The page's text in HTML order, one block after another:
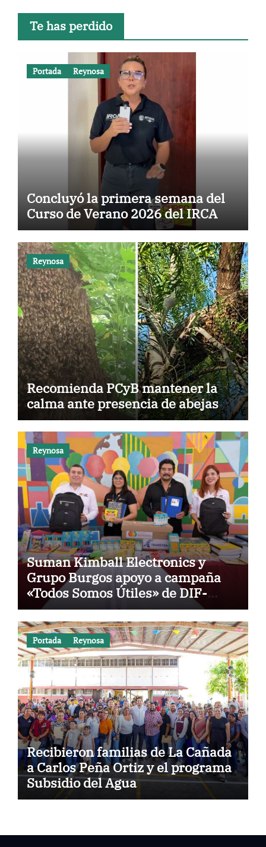
Te has perdido
Portada Reynosa
Concluyó la primera semana del
Curso de Verano 2026 del IRCA
Reynosa
Recomienda PCyB mantener la
calma ante presencia de abejas
Reynosa
Suman Kimball Electronics y
Grupo Burgos apoyo a campaña
«Todos Somos Útiles» de DIF-
Reynosa
Portada Reynosa
Recibieron familias de La Cañada
a Carlos Peña Ortiz y el programa
Subsidio del Agua